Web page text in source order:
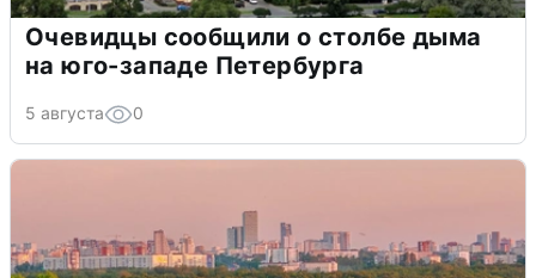
Очевидцы сообщили о столбе дыма
на юго-западе Петербурга
5 августа 0